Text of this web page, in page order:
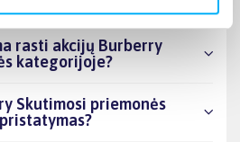
rasti akcijų Burberry
kategorijoje?
Skutimosi priemonės